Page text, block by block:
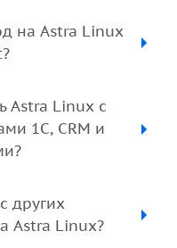
на Astra Linux
Astra Linux с
1С, CRM и
других
Astra Linux?